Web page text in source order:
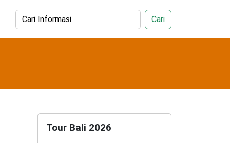
Cari
Tour Bali 2026